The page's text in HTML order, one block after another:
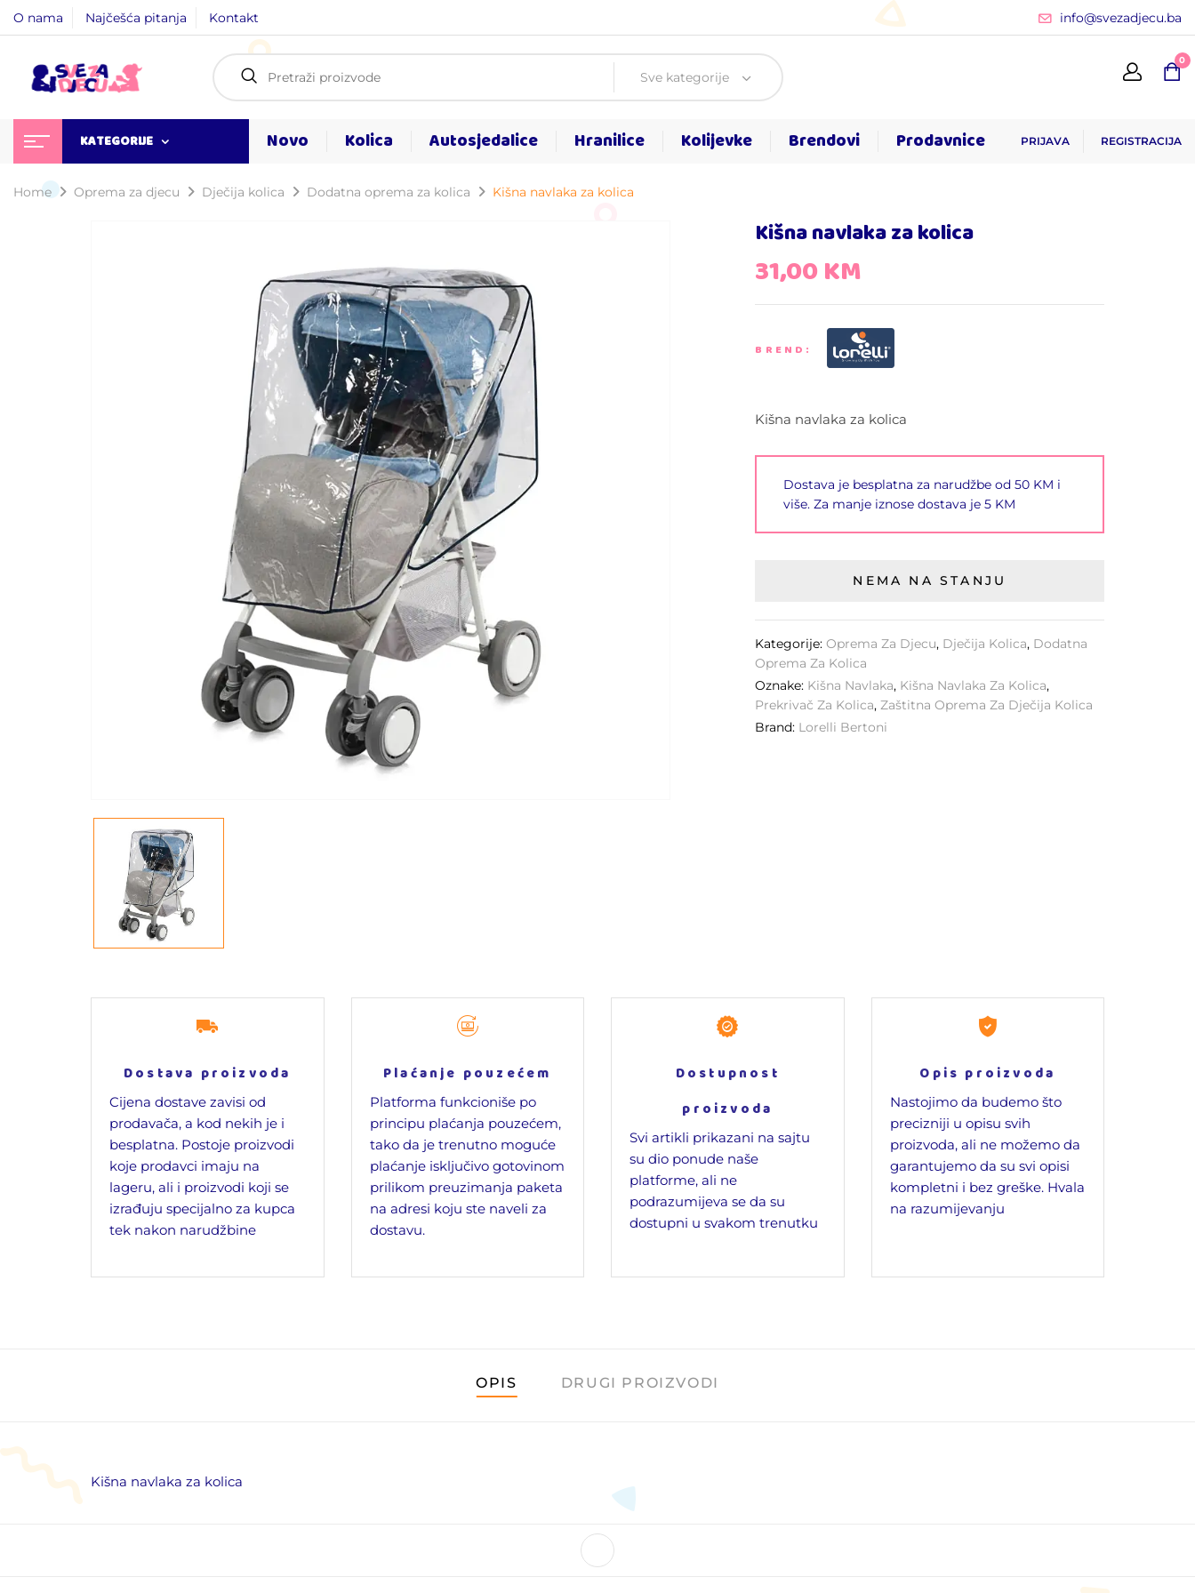
O nama Najčešća pitanja Kontakt info@svezadjecu.ba
Sve kategorije
0
KATEGORIJE Novo Kolica Autosjedalice Hranilice Kolijevke Brendovi Prodavnice PRIJAVA REGISTRACIJA
Home Oprema za djecu Dječija kolica Dodatna oprema za kolica Kišna navlaka za kolica
Kišna navlaka za kolica
31,00KM
BREND:
Kišna navlaka za kolica
Dostava je besplatna za narudžbe od 50 KM i
više. Za manje iznose dostava je 5 KM
NEMA NA STANJU
Kategorije:Oprema Za Djecu, Dječija Kolica, Dodatna
Oprema Za Kolica
Oznake: Kišna Navlaka, Kišna Navlaka Za Kolica,
Prekrivač Za Kolica,Zaštitna Oprema Za Dječija Kolica
Brand: Lorelli Bertoni
Dostava proizvoda
Cijena dostave zavisi od
prodavača, a kod nekih je i
besplatna. Postoje proizvodi
koje prodavci imaju na
lageru, ali i proizvodi koji se
izrađuju specijalno za kupca
tek nakon narudžbine
Plaćanje pouzećem
Platforma funkcioniše po
principu plaćanja pouzećem,
tako da je trenutno moguće
plaćanje isključivo gotovinom
prilikom preuzimanja paketa
na adresi koju ste naveli za
dostavu.
Dostupnost
proizvoda
Svi artikli prikazani na sajtu
su dio ponude naše
platforme, ali ne
podrazumijeva se da su
dostupni u svakom trenutku
Opis proizvoda
Nastojimo da budemo što
precizniji u opisu svih
proizvoda, ali ne možemo da
garantujemo da su svi opisi
kompletni i bez greške. Hvala
na razumijevanju
OPIS DRUGI PROIZVODI
Kišna navlaka za kolica